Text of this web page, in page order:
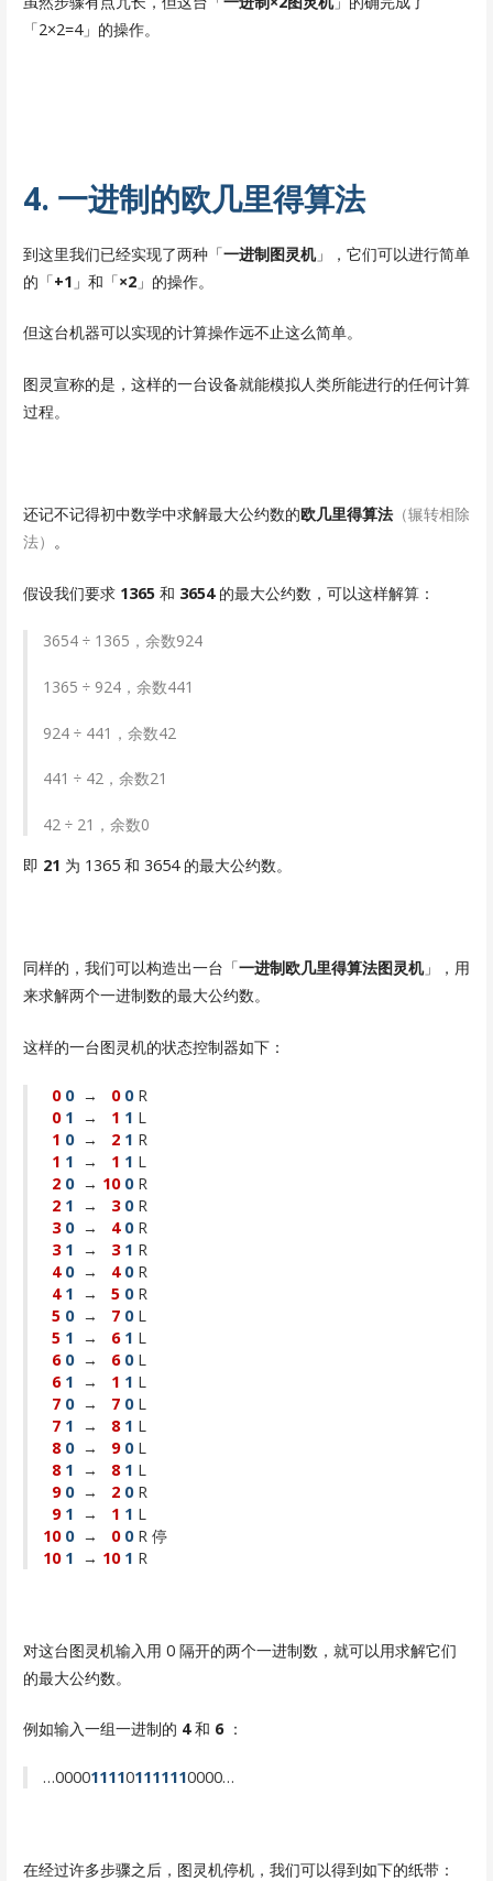
「2×2=4」的操作。
4. 一进制的欧几里得算法
到这里我们已经实现了两种「一进制图灵机」，它们可以进行简单
的「+1 」和「×2」的操作。
但这台机器可以实现的计算操作远不止这么简单。
图灵宣称的是，这样的一台设备就能模拟人类所能进行的任何计算
过程。
还记不记得初中数学中求解最大公约数的欧几里得算法（辗转相除
法） 。
假设我们要求 1365和 3654的最大公约数，可以这样解算：
3654 ÷ 1365，余数924
1365 ÷ 924，余数441
924 ÷ 441，余数42
441 ÷ 42，余数21
42 ÷ 21，余数0
即 21 为 1365 和 3654 的最大公约数。
同样的，我们可以构造出一台「一进制欧几里得算法图灵机」，用
来求解两个一进制数的最大公约数。
这样的一台图灵机的状态控制器如下：
0 0→ 0 0R
0 1 → 1 1 L
1 0→ 2 1 R
1 1 → 1 1 L
2 0→ 10 0R
2 1 → 3 0R
3 0 → 4 0R
3 1 → 3 1 R
4 0→ 40R
4 1 → 5 0R
5 0→ 7 0L
5 1 → 6 1 L
6 0→ 60L
6 1 → 1 1 L
7 0→ 7 0L
7 1 → 8 1 L
8 0→ 90L
8 1 → 8 1 L
9 0→ 2 0R
9 1 → 1 1 L
10 0→ 0 0R 停
10 1 → 10 1 R
对这台图灵机输入用 0 隔开的两个一进制数，就可以用求解它们
的最大公约数。
例如输入一组一进制的 4和 6：
…0000111101111110000…
在经过许多步骤之后，图灵机停机，我们可以得到如下的纸带：